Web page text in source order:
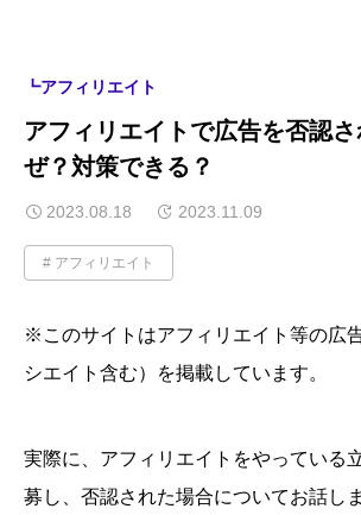
┗アフィリエイト
アフィリエイトで広告を否認
ぜ？対策できる？
2023.08.18 2023.11.09
アフィリエイト
※このサイトはアフィリエイト等の広
シエイト含む）を掲載しています。
実際に、アフィリエイトをやっている
募し、否認された場合についてお話しま